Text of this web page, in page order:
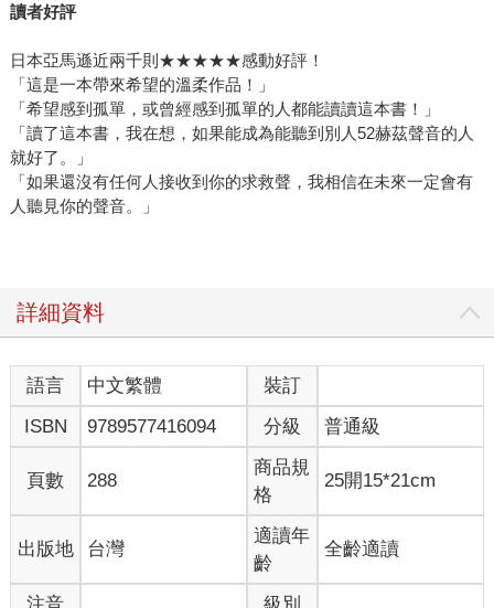
讀者好評
日本亞馬遜近兩千則★★★★★感動好評！
「這是一本帶來希望的溫柔作品！」
「希望感到孤單，或曾經感到孤單的人都能讀讀這本書！」
「讀了這本書，我在想，如果能成為能聽到別人52赫茲聲音的人
就好了。」
「如果還沒有任何人接收到你的求救聲，我相信在未來一定會有
人聽見你的聲音。」
詳細資料
語言 中文繁體
裝訂
ISBN
9789577416094 分級 普通級
頁數 288
商品規
格
25開15*21cm
出版地 台灣
適讀年
齡
全齡適讀
注音 級別